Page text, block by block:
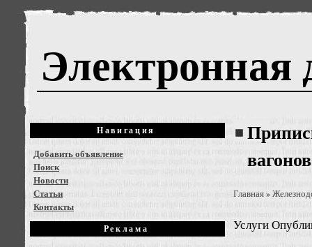
Электронная
Навигация
Добавить объявление
Поиск
Новости
Статьи
Контакты
Реклама
вагонов
Главная»
Услуги